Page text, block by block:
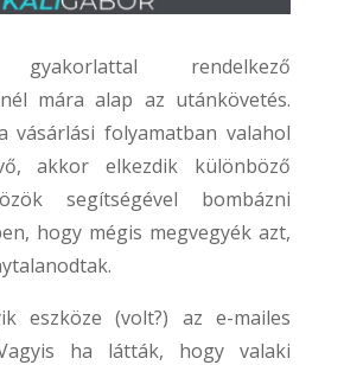
rendelkező
mára alap az utánkövetés.
vásárlási folyamatban valahol
akkor elkezdik különböző
segítségével bombázni
hogy mégis megvegyék azt,
eszköze (volt?) az e-mailes
ha látták, hogy valaki